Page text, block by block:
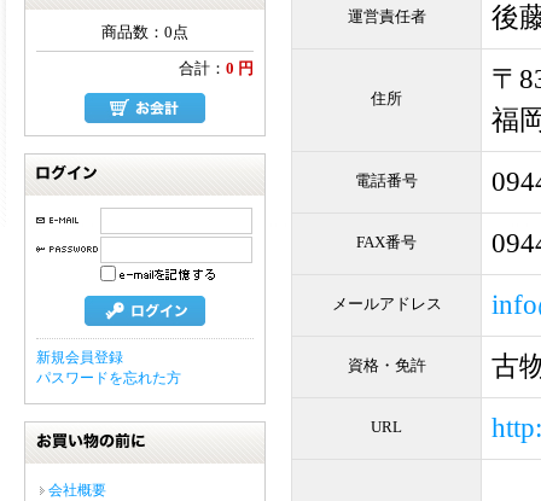
ショッピングカート
商品数：0点
合計： 0 円
新規会員登録
パスワードを忘れた方
会社概要
運営責任者 後
住所
〒
福
電話番号
FAX番号
メールアドレス
資格・免許 古
URL